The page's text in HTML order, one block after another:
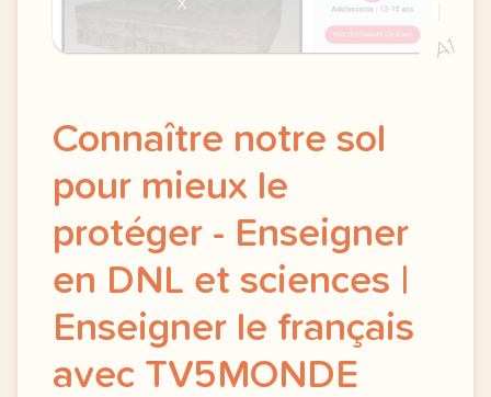
A1
Connaître notre sol
pour mieux le
protéger - Enseigner
en DNL et sciences |
Enseigner le français
avec TV5MONDE